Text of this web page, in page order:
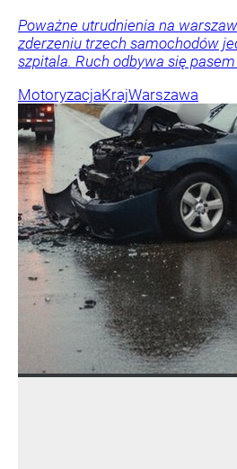
Poważne utrudnienia na
zderzeniu trzech samochodów
szpitala. Ruch odbywa się
MotoryzacjaKrajWarszawa